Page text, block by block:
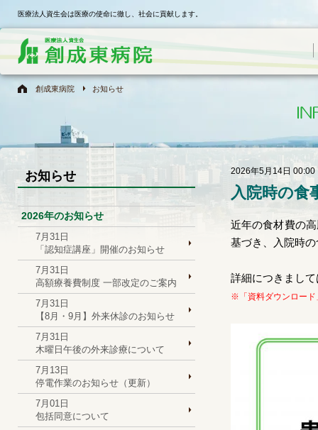
医療法人資生会は医療の使命に徹し、社会に貢献します。
創成東病院 お知らせ
お知らせ
2026年のお知らせ
7月31日
「認知症講座」開催のお知らせ
7月31日
高額療養費制度 一部改定のご案内
7月31日
【8月・9月】外来休診のお知らせ
7月31日
木曜日午後の外来診療について
7月13日
停電作業のお知らせ（更新）
7月01日
包括同意について
2026年5月14日 00:00
入院時の食
近年の食材費の
基づき、入院時
詳細につきまし
※「資料ダウンロード